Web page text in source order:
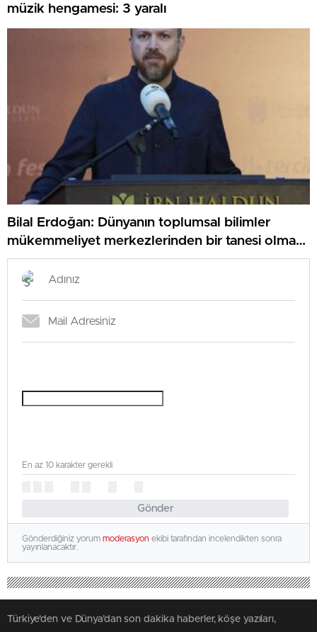
müzik hengamesi: 3 yaralı
Bilal Erdoğan: Dünyanın toplumsal bilimler
mükemmeliyet merkezlerinden bir tanesi olmak
istiyoruz
Gönder
En az 10 karakter gerekli
Gönderdiğiniz yorum moderasyon ekibi tarafından incelendikten sonra
yayınlanacaktır.
Türkiye'den ve Dünya’dan son dakika haberler, köşe yazıları,